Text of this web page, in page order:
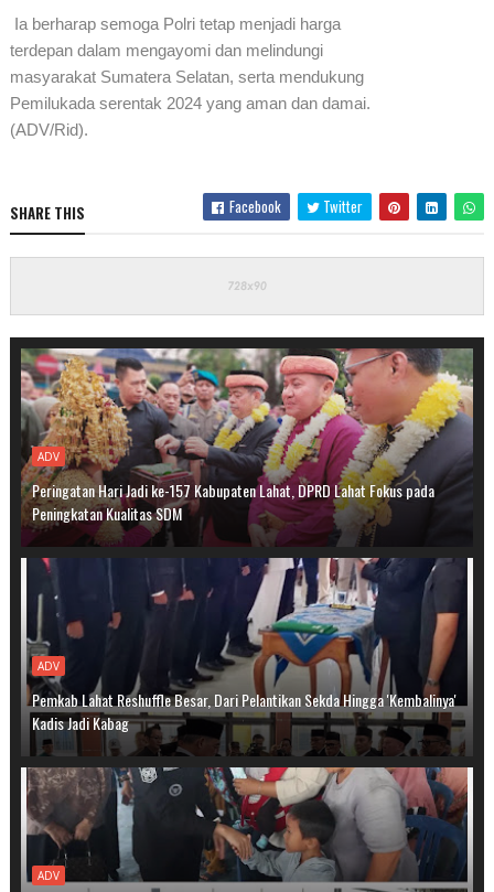
Ia berharap semoga Polri tetap menjadi harga
terdepan dalam mengayomi dan melindungi
masyarakat Sumatera Selatan, serta mendukung
Pemilukada serentak 2024 yang aman dan damai.
(ADV/Rid).
SHARE THIS Facebook Twitter
ADV
Peringatan Hari Jadi ke-157 Kabupaten Lahat, DPRD Lahat Fokus pada
Peningkatan Kualitas SDM
ADV
Pemkab Lahat Reshuffle Besar, Dari Pelantikan Sekda Hingga 'Kembalinya'
Kadis Jadi Kabag
ADV